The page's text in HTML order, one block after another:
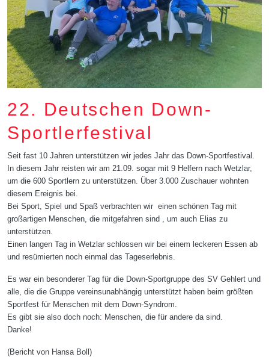
22. Deutschen Down-
Sportlerfestival
Seit fast 10 Jahren unterstützen wir jedes Jahr das Down-Sportfestival.
In diesem Jahr reisten wir am 21.09. sogar mit 9 Helfern nach Wetzlar,
um die 600 Sportlern zu unterstützen. Über 3.000 Zuschauer wohnten
diesem Ereignis bei.
Bei Sport, Spiel und Spaß verbrachten wir einen schönen Tag mit
großartigen Menschen, die mitgefahren sind , um auch Elias zu
unterstützen.
Einen langen Tag in Wetzlar schlossen wir bei einem leckeren Essen ab
und resümierten noch einmal das Tageserlebnis.
Es war ein besonderer Tag für die Down-Sportgruppe des SV Gehlert und
alle, die die Gruppe vereinsunabhängig unterstützt haben beim größten
Sportfest für Menschen mit dem Down-Syndrom.
Es gibt sie also doch noch: Menschen, die für andere da sind.
Danke!
(Bericht von Hansa Boll)